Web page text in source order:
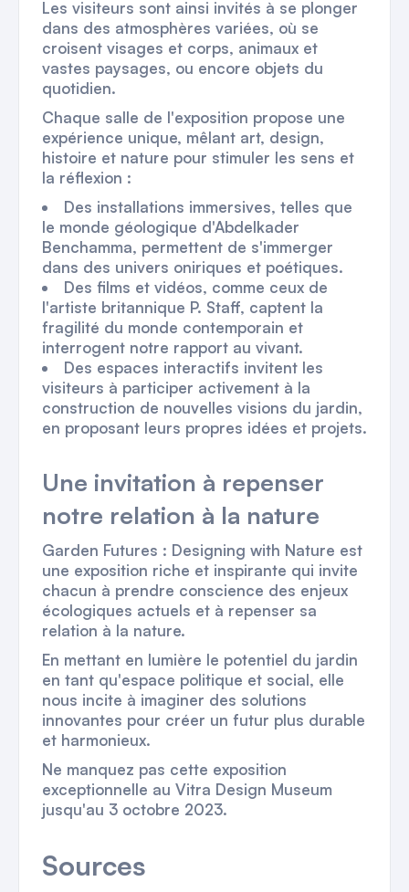
Les visiteurs sont ainsi invités à se plonger
dans des atmosphères variées, où se
croisent visages et corps, animaux et
vastes paysages, ou encore objets du
quotidien.
Chaque salle de l'exposition propose une
expérience unique, mêlant art, design,
histoire et nature pour stimuler les sens et
la réflexion :
Des installations immersives, telles que
le monde géologique d'Abdelkader
Benchamma, permettent de s'immerger
dans des univers oniriques et poétiques.
Des films et vidéos, comme ceux de
l'artiste britannique P. Staff, captent la
fragilité du monde contemporain et
interrogent notre rapport au vivant.
Des espaces interactifs invitent les
visiteurs à participer activement à la
construction de nouvelles visions du jardin,
en proposant leurs propres idées et projets.
Une invitation à repenser
notre relation à la nature
Garden Futures : Designing with Nature est
une exposition riche et inspirante qui invite
chacun à prendre conscience des enjeux
écologiques actuels et à repenser sa
relation à la nature.
En mettant en lumière le potentiel du jardin
en tant qu'espace politique et social, elle
nous incite à imaginer des solutions
innovantes pour créer un futur plus durable
et harmonieux.
Ne manquez pas cette exposition
exceptionnelle au Vitra Design Museum
jusqu'au 3 octobre 2023.
Sources